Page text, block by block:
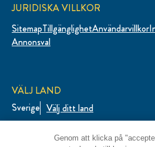
JURIDISKA VILLKOR
SitemapTillgänglighetAnvändarvillkor
Ändra Inställningarna
VÄLJ LAND
Sverige Välj ditt land
Genom att klicka på